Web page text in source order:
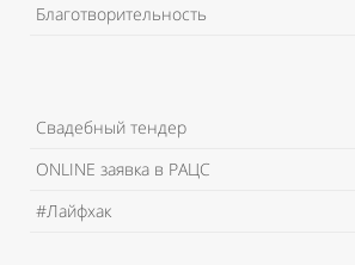
Благотворительность
Свадебный тендер
ONLINE заявка в РАЦС
#Лайфхак